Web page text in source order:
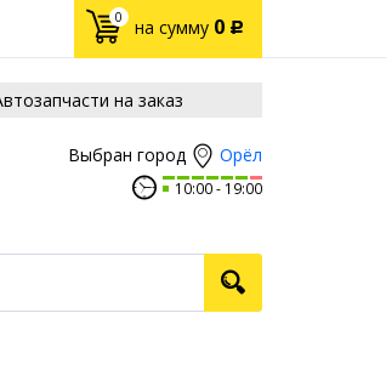
0 на сумму 0 Р
на заказ
Выбран город Орёл
10:00 19:00